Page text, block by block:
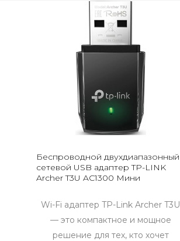
Беспроводной двухдиапазонный
сетевой USB адаптер TP-LINK
Archer T3U AC1300 Мини
Wi-Fi адаптер TP-Link Archer T3U
— это компактное и мощное
решение для тех, кто хочет